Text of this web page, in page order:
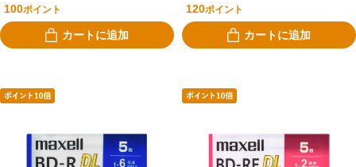
100ポイント
カートに追加
120ポイント
カートに追加